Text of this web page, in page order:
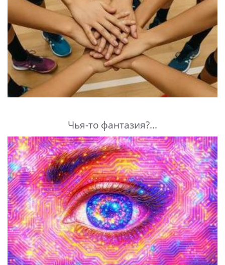
Чья-то фантазия?...